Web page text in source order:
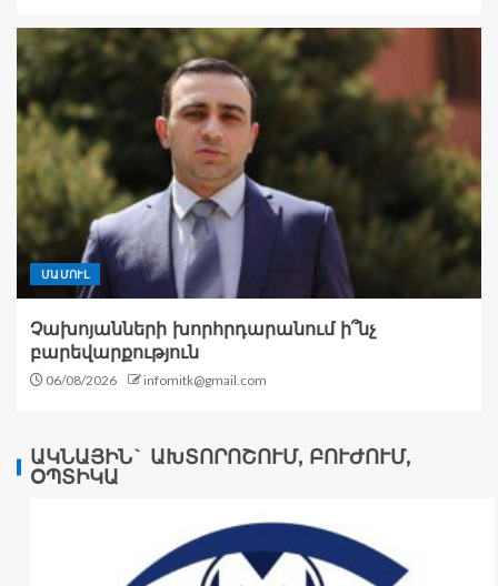
ՄԱՄՈՒԼ
Չախոյանների խորհրդարանում ի՞նչ
բարեվարքություն
06/08/2026 infomitk@gmail.com
ԱԿՆԱՅԻՆ` ԱԽՏՈՐՈՇՈՒՄ, ԲՈՒԺՈՒՄ,
ՕՊՏԻԿԱ